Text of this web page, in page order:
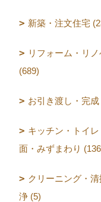
新築・注文住宅
リフォーム・リ
(689)
お引き渡し・完
キッチン・トイ
面・みずまわり
クリーニング・
浄 (5)